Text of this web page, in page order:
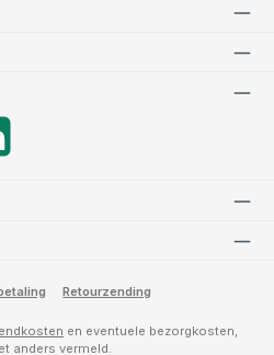
Retourzending
en eventuele bezorgkosten,
anders vermeld.